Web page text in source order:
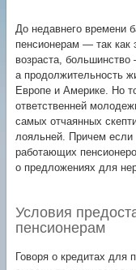
До недавнего времени
пенсионерам — так как
возраста,
а продолжительность
Европе и Америке. Но
ответственней
самых отчаянных
лояльней. Причем если
работающих
о предложениях для
Условия
пенсионерам
Говоря о кредитах для